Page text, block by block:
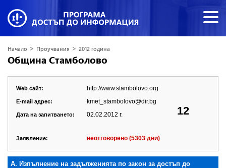
Начало > Проучвания > 2012 година
Община Стамболово
12
Web сайт: http://www.stambolovo.org
E-mail адрес: kmet_stambolovo@dir.bg
Дата на запитването: 02.02.2012 г.
Заявление: неотговорено (5303 дни)
А. Изпълнение на задълженията по закон за достъп до